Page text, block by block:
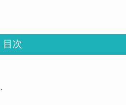
目次